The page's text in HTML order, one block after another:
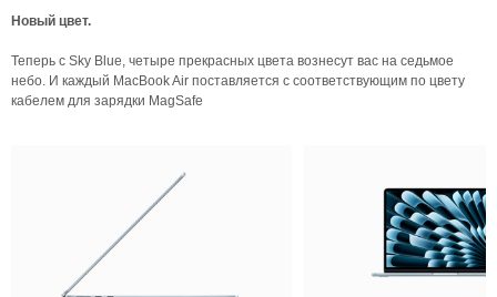
Новый цвет.
Теперь с Sky Blue, четыре прекрасных цвета вознесут вас на седьмое
небо. И каждый MacBook Air поставляется с соответствующим по цвету
кабелем для зарядки MagSafe